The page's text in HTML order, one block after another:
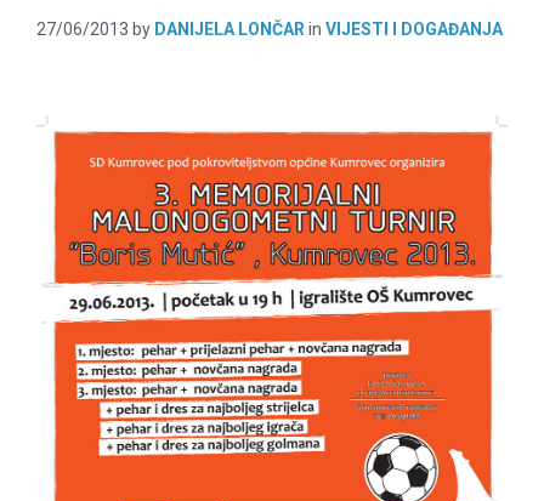
27/06/2013 by DANIJELA LONČAR in VIJESTI I DOGAĐANJA